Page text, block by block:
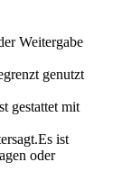
Weitergabe
genutzt
gestattet mit
ist
oder